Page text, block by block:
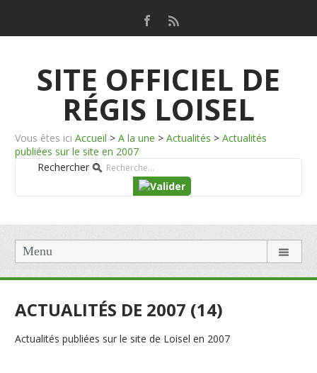
SITE OFFICIEL DE
RÉGIS LOISEL
Vous êtes ici Accueil > A la une > Actualités > Actualités
publiées sur le site en 2007
Rechercher
Menu
ACTUALITÉS DE 2007 (14)
Actualités publiées sur le site de Loisel en 2007